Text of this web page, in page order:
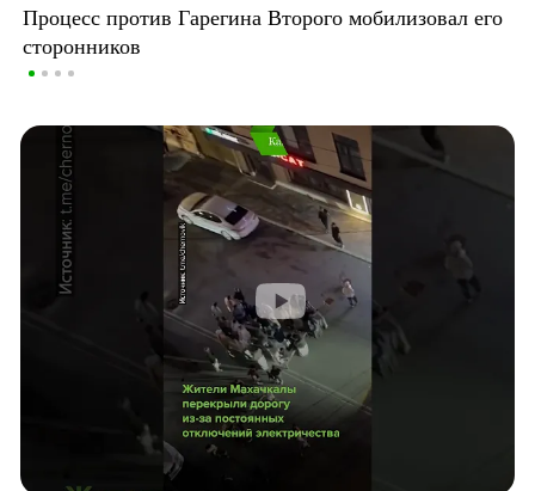
Процесс против Гарегина Второго мобилизовал его
сторонников